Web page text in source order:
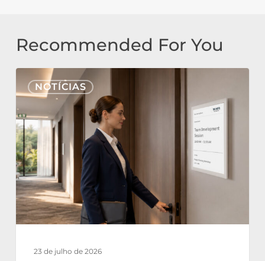
Recommended For You
NOTÍCIAS
Sinalização
Digital
da
Nonius
com
E-
Paper:
Comunicação
Sustentável
23 de julho de 2026